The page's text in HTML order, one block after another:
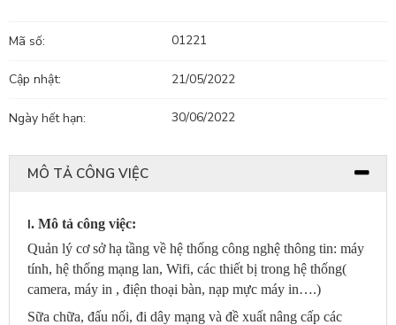
Mã số: 01221
Cập nhật: 21/05/2022
Ngày hết hạn: 30/06/2022
MÔ TẢ CÔNG VIỆC
I. Mô tả công việc:
Quản lý cơ sở hạ tầng về hệ thống công nghệ thông tin: máy
tính, hệ thống mạng lan, Wifi, các thiết bị trong hệ thống(
camera, máy in , điện thoại bàn, nạp mực máy in….)
Sữa chữa, đấu nối, đi dây mạng và đề xuất nâng cấp các